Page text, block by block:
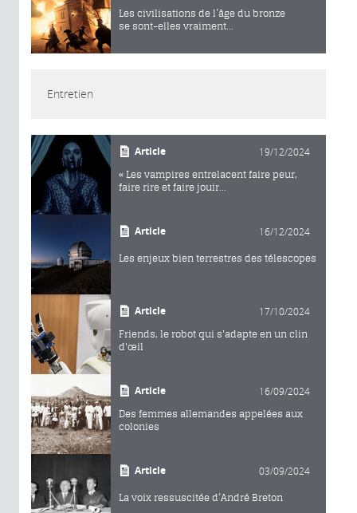
Les civilisations de l’âge du bronze
se sont-elles vraiment...
Entretien
Article 19/12/2024
« Les vampires entrelacent faire peur,
faire rire et faire jouir...
Article 16/12/2024
Les enjeux bien terrestres des télescopes
Article 17/10/2024
Friends, le robot qui s'adapte en un clin
d'œil
Article 16/09/2024
Des femmes allemandes appelées aux
colonies
Article 03/09/2024
La voix ressuscitée d’André Breton